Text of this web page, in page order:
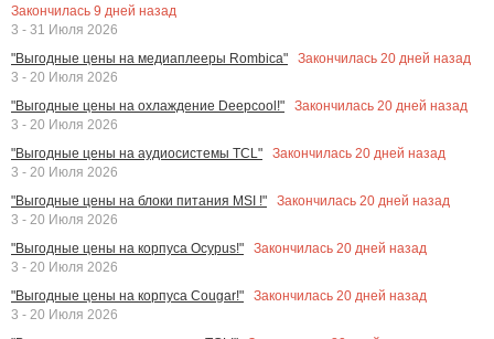
Закончилась 9 дней назад
3 - 31 Июля 2026
"Выгодные цены на медиаплееры Rombica"
Закончилась 20 дней назад
3 - 20 Июля 2026
"Выгодные цены на охлаждение Deepcool!"
Закончилась 20 дней назад
3 - 20 Июля 2026
"Выгодные цены на аудиосистемы TCL"
Закончилась 20 дней назад
3 - 20 Июля 2026
"Выгодные цены на блоки питания MSI !"
Закончилась 20 дней назад
3 - 20 Июля 2026
"Выгодные цены на корпуса Ocypus!"
Закончилась 20 дней назад
3 - 20 Июля 2026
"Выгодные цены на корпуса Cougar!"
Закончилась 20 дней назад
3 - 20 Июля 2026